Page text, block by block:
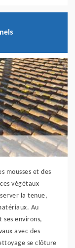
mousses et des
végétaux
la tenue,
Au
environs,
avec des
se clôture